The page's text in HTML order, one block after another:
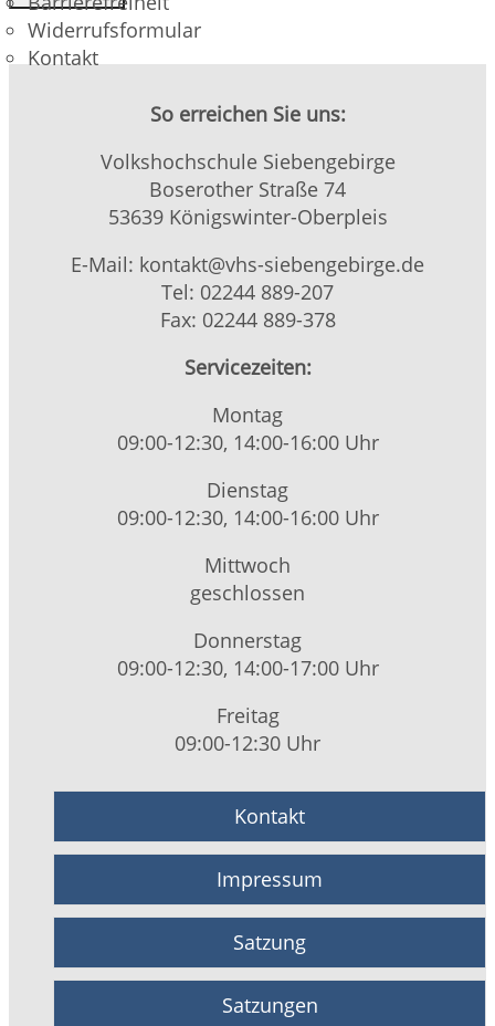
Widerrufsformular
Kontakt
So erreichen Sie uns:
Volkshochschule Siebengebirge
Boserother Straße 74
53639 Königswinter-Oberpleis
E-Mail: kontakt@vhs-siebengebirge.de
Tel: 02244 889-207
Fax: 02244 889-378
Servicezeiten:
Montag
09:00-12:30, 14:00-16:00 Uhr
Dienstag
09:00-12:30, 14:00-16:00 Uhr
Mittwoch
geschlossen
Donnerstag
09:00-12:30, 14:00-17:00 Uhr
Freitag
09:00-12:30 Uhr
Kontakt
Impressum
Satzung
Satzungen